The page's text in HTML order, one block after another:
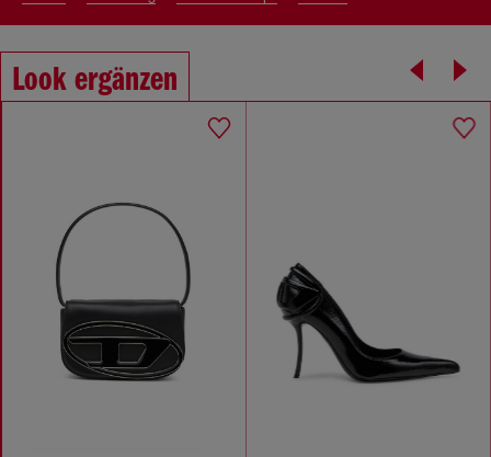
Look ergänzen